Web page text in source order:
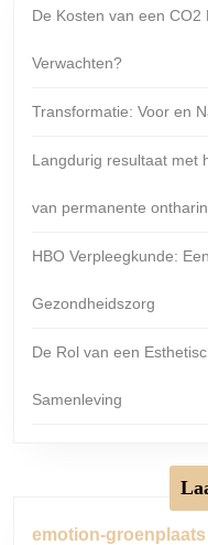
De Kosten van een
Verwachten?
Transformatie: Voor en
Langdurig resultaat met
van permanente
HBO Verpleegkunde:
Gezondheidszorg
De Rol van een
Samenleving
emotion-groenplaats